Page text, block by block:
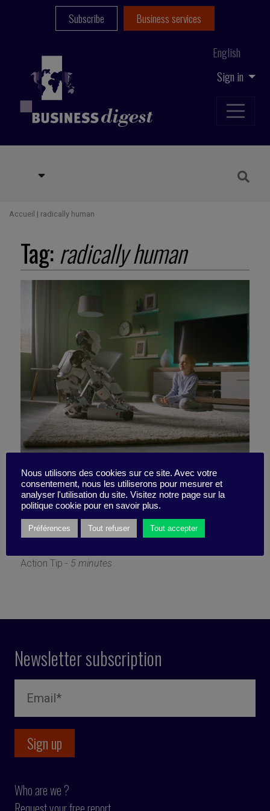
Sign in
English
Subscribe Business services
Accueil | radically human
Tag:radically human
The 4 key issues for tech
leaders
Action Tip - 5 minutes
Newsletter subscription
Who are we ?
Nous utilisons des cookies sur ce site. Avec votre
consentement, nous les utiliserons pour mesurer et
analyser l'utilisation du site. Visitez notre page sur la
politique cookie pour en savoir plus.
Préférences Tout refuser Tout accepter